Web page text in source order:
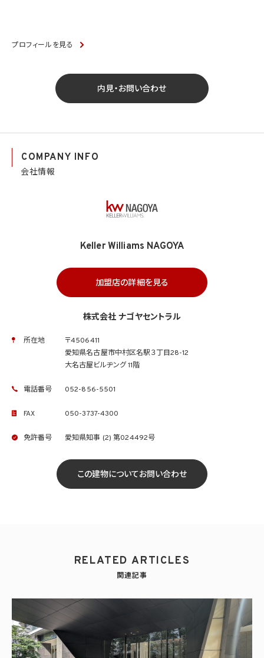
プロフィールを見る
内見・お問い合わせ
COMPANY INFO
会社情報
Keller Williams NAGOYA
加盟店の詳細を見る
株式会社 ナゴヤセントラル
所在地
〒4506411
愛知県名古屋市中村区名駅３丁目28-12
大名古屋ビルヂング 11階
電話番号 052-856-5501
FAX 050-3737-4300
免許番号 愛知県知事 (2) 第024492号
この建物についてお問い合わせ
RELATED ARTICLES
関連記事